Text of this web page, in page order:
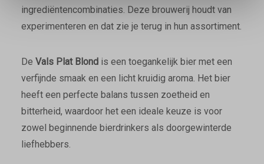
ingrediëntencombinaties. Deze brouwerij houdt van
experimenteren en dat zie je terug in hun assortiment.
De Vals Plat Blond is een toegankelijk bier met een
verfijnde smaak en een licht kruidig aroma. Het bier
heeft een perfecte balans tussen zoetheid en
bitterheid, waardoor het een ideale keuze is voor
zowel beginnende bierdrinkers als doorgewinterde
liefhebbers.